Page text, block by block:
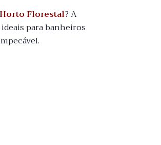
Florestal? A
para banheiros